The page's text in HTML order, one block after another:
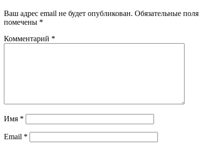
Ваш адрес email не будет опубликован. Обязательные поля
помечены *
Комментарий *
Имя *
Email *